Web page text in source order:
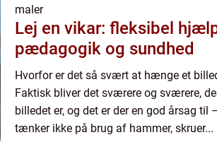
maler
Lej en vikar: fleksibel
pædagogik og sundhed
Hvorfor er det så svært at hænge et
Faktisk bliver det sværere og sværere,
billedet er, og det er der en god årsag til
tænker ikke på brug af hammer, skruer...